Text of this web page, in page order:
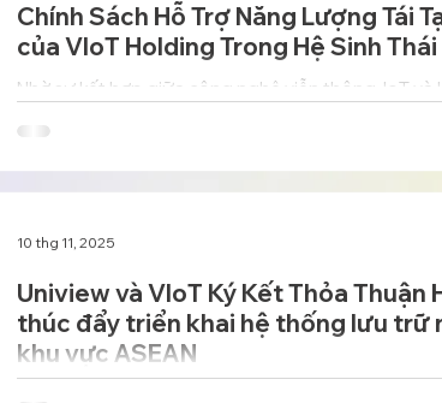
Chính Sách Hỗ Trợ Năng Lượng Tái
của VIoT Holding Trong Hệ Sinh
Nhờ sự kết hợp giữa công nghệ viễn thông, IoT
đô thị thông minh tại Việt Nam và khu vực.
Uniview và VIoT Ký Kết Thỏa Thuận
thúc đẩy triển khai hệ thống lưu trữ
khu vực ASEAN
10 thg 11, 2025